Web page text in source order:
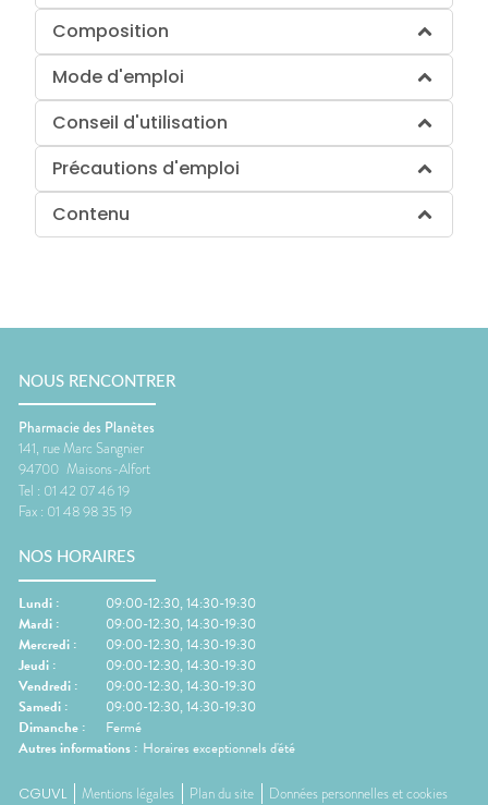
Composition
Mode d'emploi
Conseil d'utilisation
Précautions d'emploi
Contenu
NOUS RENCONTRER
Pharmacie des Planètes
141, rue Marc Sangnier
94700 Maisons-Alfort
Tel : 01 42 07 46 19
Fax : 01 48 98 35 19
NOS HORAIRES
Lundi :
09:00-12:30, 14:30-19:30
Mardi :
09:00-12:30, 14:30-19:30
Mercredi :
09:00-12:30, 14:30-19:30
Jeudi :
09:00-12:30, 14:30-19:30
Vendredi :
09:00-12:30, 14:30-19:30
Samedi :
09:00-12:30, 14:30-19:30
Dimanche :
Fermé
Autres informations : Horaires exceptionnels d'été
CGUVL Mentions légales Plan du site Données personnelles et cookies